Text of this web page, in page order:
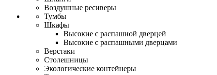
Воздушные ресиверы
Тумбы
Шкафы
Высокие с распашной дверцей
Высокие с распашными дверцами
Верстаки
Столешницы
Экологические контейнеры